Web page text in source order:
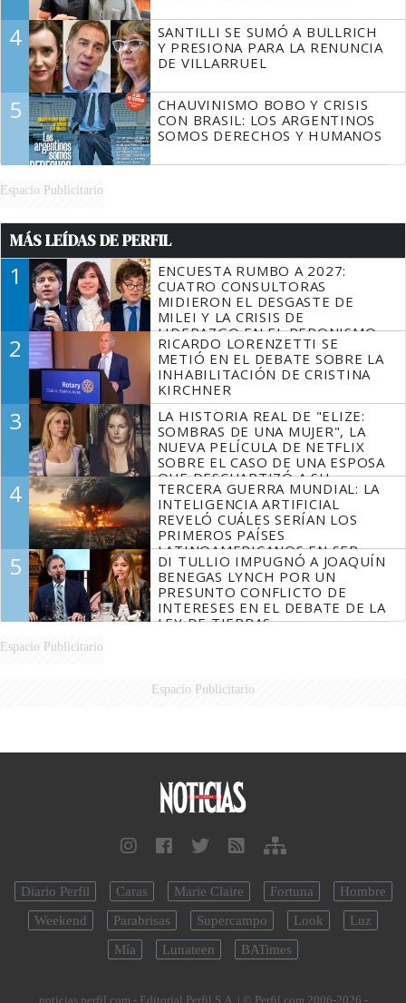
4
SANTILLI SE SUMÓ A BULLRICH
Y PRESIONA PARA LA RENUNCIA
DE VILLARRUEL
5
CHAUVINISMO BOBO Y CRISIS
CON BRASIL: LOS ARGENTINOS
SOMOS DERECHOS Y HUMANOS
Espacio Publicitario
MÁS LEÍDAS DE PERFIL
1
ENCUESTA RUMBO A 2027:
CUATRO CONSULTORAS
MIDIERON EL DESGASTE DE
MILEI Y LA CRISIS DE
LIDERAZGO EN EL PERONISMO
2
RICARDO LORENZETTI SE
METIÓ EN EL DEBATE SOBRE LA
INHABILITACIÓN DE CRISTINA
KIRCHNER
3
LA HISTORIA REAL DE "ELIZE:
SOMBRAS DE UNA MUJER", LA
NUEVA PELÍCULA DE NETFLIX
SOBRE EL CASO DE UNA ESPOSA
QUE DESCUARTIZÓ A SU
MARIDO
4
TERCERA GUERRA MUNDIAL: LA
INTELIGENCIA ARTIFICIAL
REVELÓ CUÁLES SERÍAN LOS
PRIMEROS PAÍSES
LATINOAMERICANOS EN SER
DERROTADOS
5
DI TULLIO IMPUGNÓ A JOAQUÍN
BENEGAS LYNCH POR UN
PRESUNTO CONFLICTO DE
INTERESES EN EL DEBATE DE LA
LEY DE TIERRAS
Espacio Publicitario
Espacio Publicitario
Diario Perfil Caras Marie Claire Fortuna
Hombre
Weekend
Parabrisas Supercampo Look
Luz
Mía
Lunateen BATimes
noticias.perfil.com - Editorial Perfil S.A. | © Perfil.com 2006-2026 -